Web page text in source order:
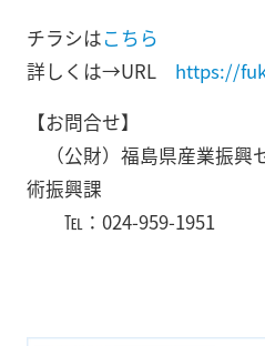
チラシはこちら
詳しくは→URL https://
【お問合せ】
（公財）福島県産業振
術振興課
℡：024-959-1951